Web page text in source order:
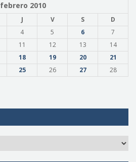
febrero 2010
J V S
D
4 5 6
7
11 12 13
14
18 19 20
21
25 26 27 28